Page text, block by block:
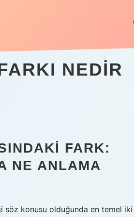
NEDIR
FARK:
NE ANLAMA
söz konusu olduğunda en temel iki